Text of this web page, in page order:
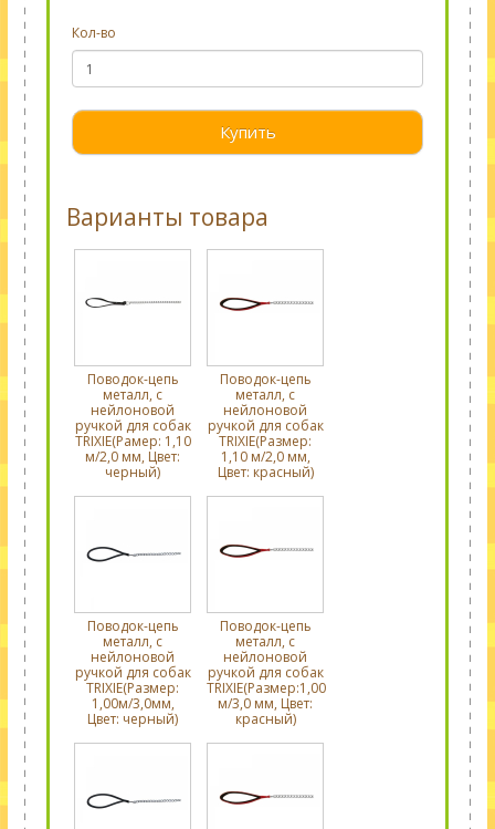
Кол-во
Купить
Варианты товара
Поводок-цепь
металл, с
нейлоновой
ручкой для собак
TRIXIE(Рамер: 1,10
м/2,0 мм, Цвет:
черный)
Поводок-цепь
металл, с
нейлоновой
ручкой для собак
TRIXIE(Размер:
1,10 м/2,0 мм,
Цвет: красный)
Поводок-цепь
металл, с
нейлоновой
ручкой для собак
TRIXIE(Размер:
1,00м/3,0мм,
Цвет: черный)
Поводок-цепь
металл, с
нейлоновой
ручкой для собак
TRIXIE(Размер:1,00
м/3,0 мм, Цвет:
красный)